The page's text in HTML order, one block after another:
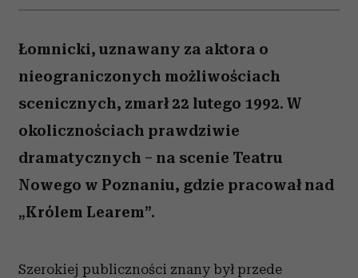
Łomnicki, uznawany za aktora o
nieograniczonych możliwościach
scenicznych, zmarł 22 lutego 1992. W
okolicznościach prawdziwie
dramatycznych – na scenie Teatru
Nowego w Poznaniu, gdzie pracował nad
„Królem Learem”.
Szerokiej publiczności znany był przede